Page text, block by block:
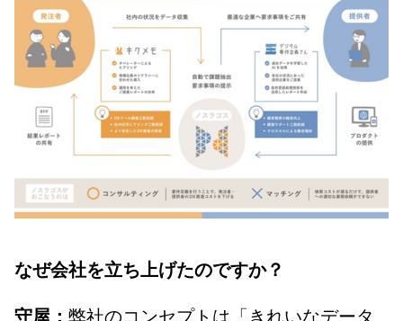
なぜ会社を立ち上げたのですか？
守屋： 弊社のコンセプトは「きれいなデータ